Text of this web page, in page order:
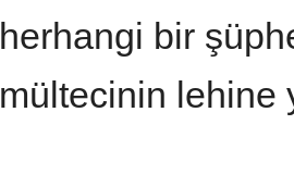
herhangi bir
mültecinin lehine